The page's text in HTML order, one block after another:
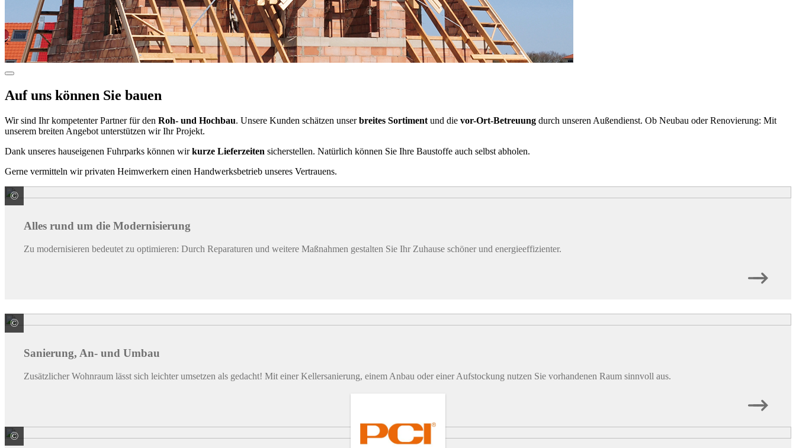
Auf uns können Sie bauen
Wir sind Ihr kompetenter Partner für den Roh- und Hochbau. Unsere Kunden schätzen unserbreites Sortiment und die vor-Ort-Betreuung durch unseren Außendienst. Ob Neubau oder Renovierung: Mit
unserem breiten Angebot unterstützen wir Ihr Projekt.
Dank unseres hauseigenen Fuhrparks können wirkurze Lieferzeiten sicherstellen. Natürlich können Sie Ihre Baustoffe auch selbst abholen.
Gerne vermitteln wir privaten Heimwerkern einen Handwerksbetrieb unseres Vertrauens.
© © LuckyBusiness / stock.adobe.com
Alles rund um die Modernisierung
Zu modernisieren bedeutet zu optimieren: Durch Reparaturen und weitere Maßnahmen gestalten Sie Ihr Zuhause schöner und energieeffizienter.
© © spass / stock.adobe.com
Sanierung, An- und Umbau
Zusätzlicher Wohnraum lässt sich leichter umsetzen als gedacht! Mit einer Kellersanierung, einem Anbau oder einer Aufstockung nutzen Sie vorhandenen Raum sinnvoll aus.
© PCI Augsburg GmbH